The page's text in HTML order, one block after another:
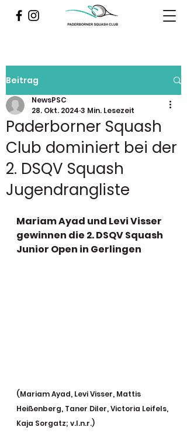
Beitrag
Paderborner Squash
Club dominiert bei der
2. DSQV Squash
Jugendrangliste
NewsPSC
28. Okt. 2024 3 Min. Lesezeit
Mariam Ayad und Levi Visser
gewinnen die 2. DSQV Squash
Junior Open in Gerlingen
(Mariam Ayad, Levi Visser, Mattis
Heißenberg, Taner Diler, Victoria Leifels,
Kaja Sorgatz; v.l.n.r.)